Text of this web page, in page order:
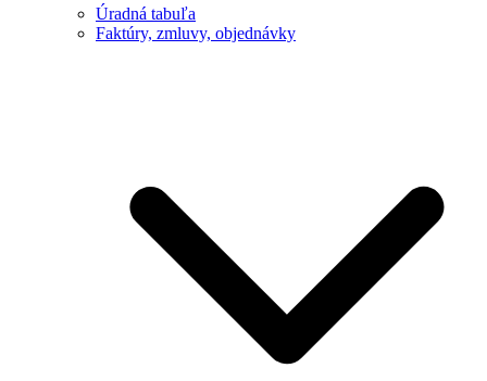
Úradná tabuľa
Faktúry, zmluvy, objednávky